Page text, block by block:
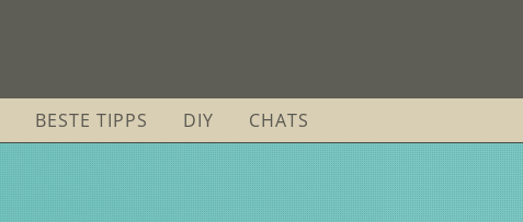
BESTE TIPPS DIY CHATS